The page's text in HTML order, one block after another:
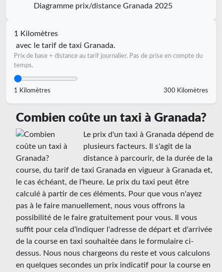
Diagramme prix/distance Granada 2025
1 Kilomètres
avec le tarif de taxi Granada.
Prix de base + distance au tarif journalier. Pas de prise en compte du
temps.
1 Kilomètres 300 Kilomètres
Combien coûte un taxi à Granada?
Le prix d'un taxi à Granada dépend de
plusieurs facteurs. Il s'agit de la
distance à parcourir, de la durée de la
course, du tarif de taxi Granada en vigueur à Granada et,
le cas échéant, de l'heure. Le prix du taxi peut être
calculé à partir de ces éléments. Pour que vous n'ayez
pas à le faire manuellement, nous vous offrons la
possibilité de le faire gratuitement pour vous. Il vous
suffit pour cela d'indiquer l'adresse de départ et d'arrivée
de la course en taxi souhaitée dans le formulaire ci-
dessus. Nous nous chargeons du reste et vous calculons
en quelques secondes un prix indicatif pour la course en